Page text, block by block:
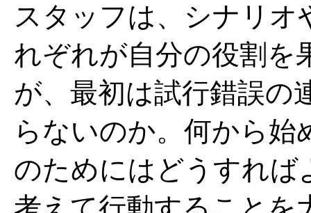
スタッフは、シナリ
れぞれが自分の役割を
が、最初は試行錯誤の
らないのか。何から
のためにはどうすれば